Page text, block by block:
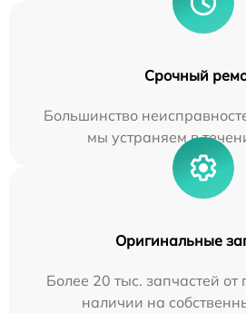
Срочный
Большинство
мы устраняем в
Оригинальные
Более 20 тыс. запчастей от
наличии на